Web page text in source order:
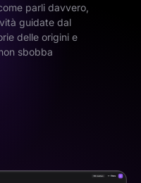
parli davvero,
guidate dal
delle origini e
sbobba